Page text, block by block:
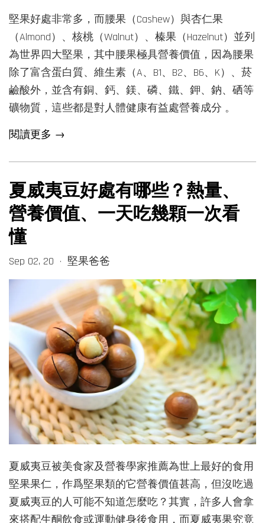
堅果好處非常多，而腰果（Cashew）與杏仁果
（Almond）、核桃（Walnut）、榛果（Hazelnut）並列
為世界四大堅果，其中腰果極具營養價值，因為腰果
除了富含蛋白質、維生素（A、B1、B2、B6、K）、菸
鹼酸外，並含有銅、鈣、鎂、磷、鐵、鉀、鈉、硒等
礦物質，這些都是對人體健康有益處營養成分 。
閱讀更多 →
夏威夷豆好處有哪些？熱量、
營養價值、一天吃幾顆一次看
懂
Sep 02, 20 • 堅果爸爸
夏威夷豆被美食家及營養學家推薦為世上最好的食用
堅果果仁，作爲堅果類的它營養價值甚高，但沒吃過
夏威夷豆的人可能不知道怎麼吃？其實，許多人會拿
來搭配生酮飲食或運動健身後食用，而夏威夷果究竟